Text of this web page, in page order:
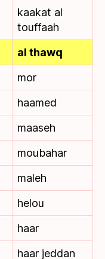
kaakat al
touffaah
al thawq
mor
haamed
maaseh
moubahar
maleh
helou
haar
haar jeddan